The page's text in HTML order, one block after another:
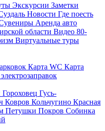
Экскурсии Заметки
Новости Где поесть
Аренда авто
области Видео 80-
Виртуальные туры
Карта WC Карта
Гороховец Гусь-
Ковров Кольчугино Красная
Петушки Покров Собинка